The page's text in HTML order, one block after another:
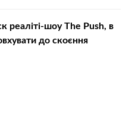
реаліті-шоу The Push, в
до скоєння